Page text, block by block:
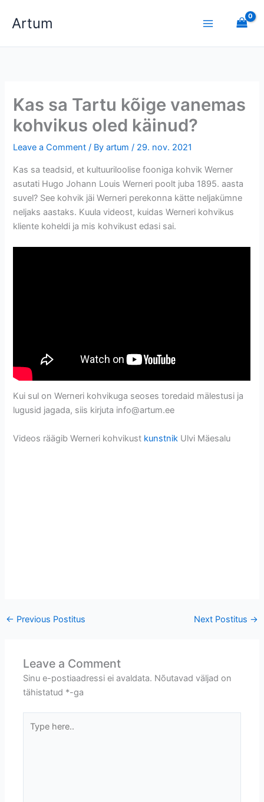
Artum
Kas sa Tartu kõige vanemas
kohvikus oled käinud?
Leave a Comment / Byartum/ 29. nov. 2021
Kas sa teadsid, et kultuuriloolise fooniga kohvik Werner
asutati Hugo Johann Louis Werneri poolt juba 1895. aasta
suvel? See kohvik jäi Werneri perekonna kätte neljakümne
neljaks aastaks. Kuula videost, kuidas Werneri kohvikus
kliente koheldi ja mis kohvikust edasi sai.
Kui sul on Werneri kohvikuga seoses toredaid mälestusi ja
lugusid jagada, siis kirjuta info@artum.ee
Videos räägib Werneri kohvikust kunstnik Ulvi Mäesalu
← Previous Postitus Next Postitus →
Leave a Comment
Sinu e-postiaadressi ei avaldata. Nõutavad väljad on
tähistatud *-ga
here..